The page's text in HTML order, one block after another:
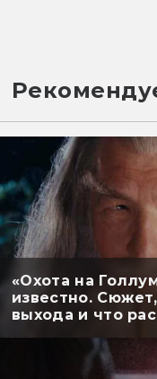
«Охота на
известно.
выхода и что